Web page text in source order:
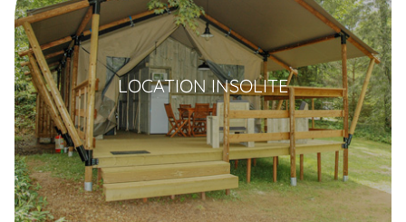
LOCATION INSOLITE